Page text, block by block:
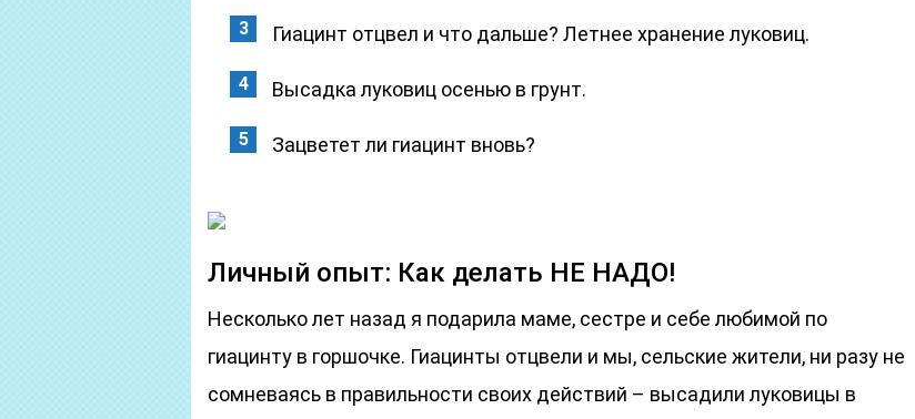
Гиацинт отцвел и что дальше? Летнее хранение луковиц.
Высадка луковиц осенью в грунт.
Зацветет ли гиацинт вновь?
Личный опыт: Как делать НЕ НАДО!
Несколько лет назад я подарила маме, сестре и себе любимой по
гиацинту в горшочке. Гиацинты отцвели и мы, сельские жители, ни разу не
сомневаясь в правильности своих действий – высадили луковицы в